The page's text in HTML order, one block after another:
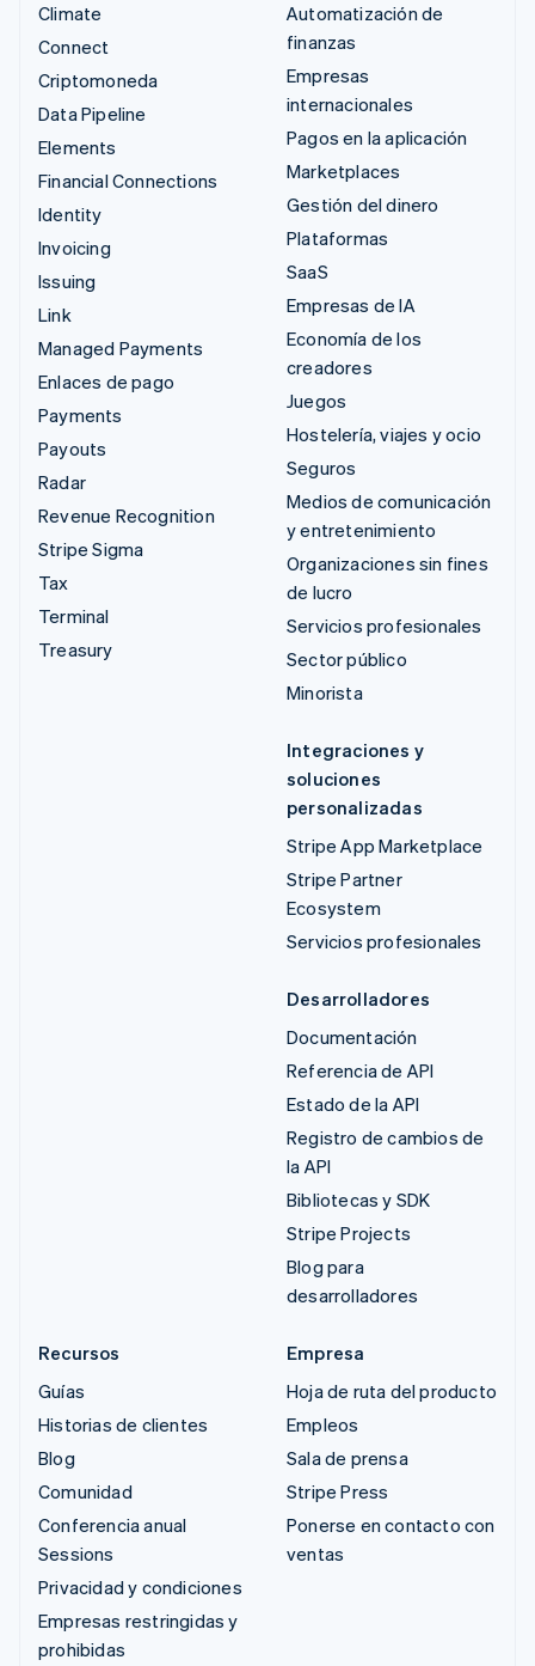
Climate
Connect
Criptomoneda
Data Pipeline
Elements
Financial Connections
Identity
Invoicing
Issuing
Link
Managed Payments
Enlaces de pago
Payments
Payouts
Radar
Revenue Recognition
Stripe Sigma
Tax
Terminal
Treasury
Automatización de
finanzas
Empresas
internacionales
Pagos en la aplicación
Marketplaces
Gestión del dinero
Plataformas
SaaS
Empresas de IA
Economía de los
creadores
Juegos
Hostelería, viajes y ocio
Seguros
Medios de comunicación
y entretenimiento
Organizaciones sin fines
de lucro
Servicios profesionales
Sector público
Minorista
Integraciones y
soluciones
personalizadas
Stripe App Marketplace
Stripe Partner
Ecosystem
Servicios profesionales
Desarrolladores
Documentación
Referencia de API
Estado de la API
Registro de cambios de
la API
Bibliotecas y SDK
Stripe Projects
Blog para
desarrolladores
Recursos
Guías
Historias de clientes
Blog
Comunidad
Conferencia anual
Sessions
Privacidad y condiciones
Empresas restringidas y
prohibidas
Empresa
Hoja de ruta del producto
Empleos
Sala de prensa
Stripe Press
Ponerse en contacto con
ventas